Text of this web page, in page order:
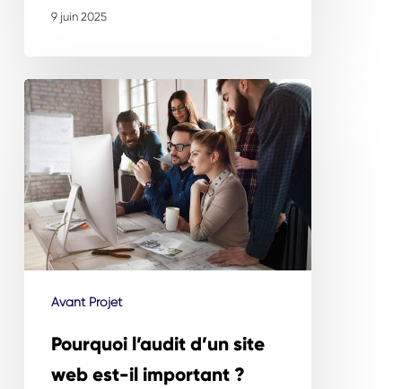
9 juin 2025
Pourquoi
l’audit
d’un
site
web
est-
Avant Projet
Pourquoi l’audit d’un site
web est-il important ?